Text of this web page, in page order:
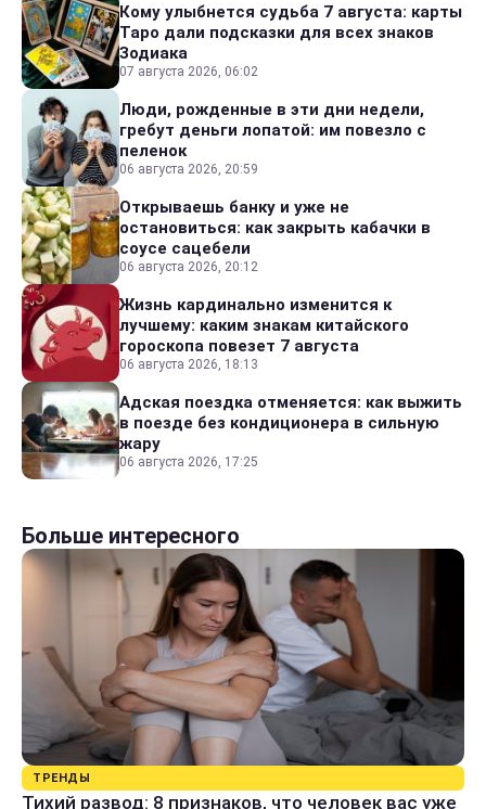
Кому улыбнется судьба 7 августа: карты
Таро дали подсказки для всех знаков
Зодиака
07 августа 2026, 06:02
Люди, рожденные в эти дни недели,
гребут деньги лопатой: им повезло с
пеленок
06 августа 2026, 20:59
Открываешь банку и уже не
остановиться: как закрыть кабачки в
соусе сацебели
06 августа 2026, 20:12
Жизнь кардинально изменится к
лучшему: каким знакам китайского
гороскопа повезет 7 августа
06 августа 2026, 18:13
Адская поездка отменяется: как выжить
в поезде без кондиционера в сильную
жару
06 августа 2026, 17:25
Больше интересного
ТРЕНДЫ
Тихий развод: 8 признаков, что человек вас уже